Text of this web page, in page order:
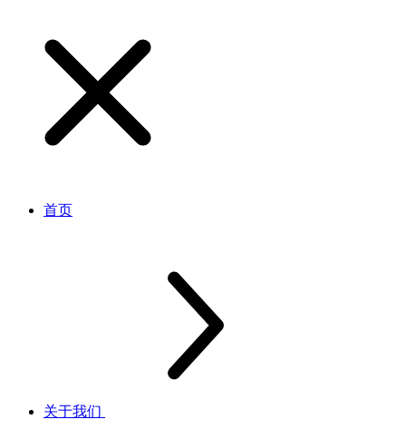
首页
关于我们